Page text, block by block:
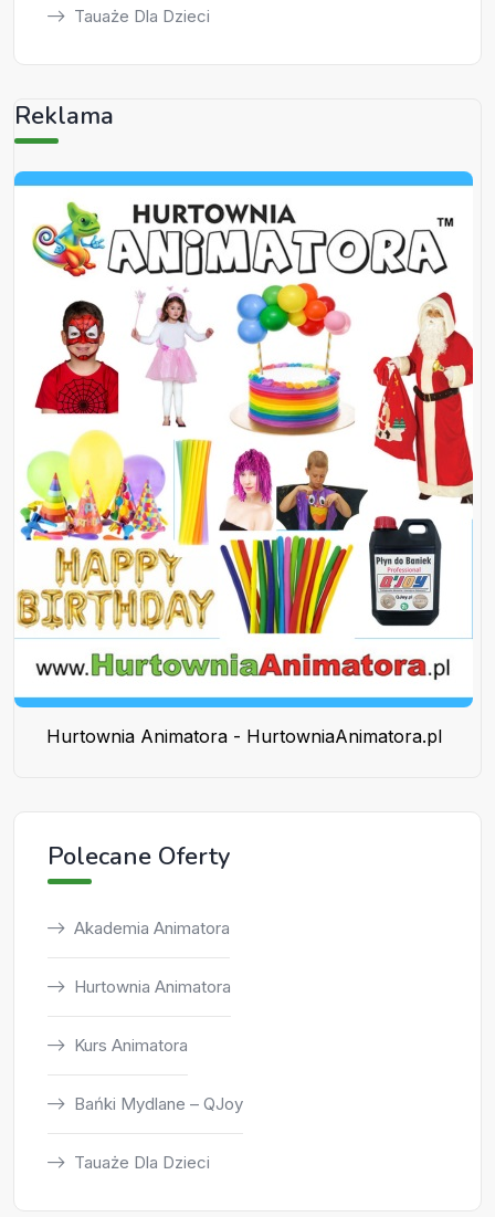
Tauaże Dla Dzieci
Reklama
Hurtownia Animatora - HurtowniaAnimatora.pl
Polecane Oferty
Akademia Animatora
Hurtownia Animatora
Kurs Animatora
Bańki Mydlane – QJoy
Tauaże Dla Dzieci